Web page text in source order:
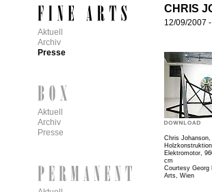
CHRIS
12/09/2007 -
Chris Johanson,
Elektromotor,
cm
Courtesy Georg
Arts, Wien
Aktuell
Archiv
Presse
Aktuell
Archiv
Presse